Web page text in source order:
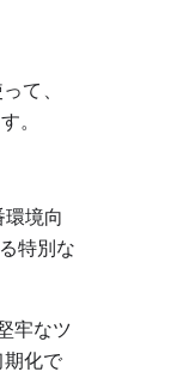
て、
。
境向
特別な
牢なツ
化で